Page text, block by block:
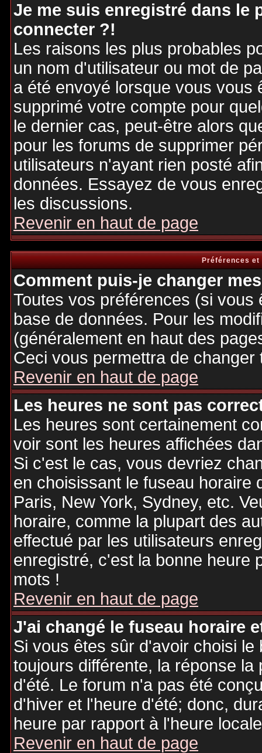
Je me suis enregistré dans le
connecter ?!
Les raisons les plus probables
un nom d'utilisateur ou mot de
a été envoyé lorsque vous vous
supprimé votre compte pour
le dernier cas, peut-être alors
pour les forums de supprimer
utilisateurs n'ayant rien posté
données. Essayez de vous
les discussions.
Revenir en haut de page
Préférences
Comment puis-je changer
Toutes vos préférences (si
base de données. Pour les
(généralement en haut des
Ceci vous permettra de
Revenir en haut de page
Les heures ne sont pas
Les heures sont certainement
voir sont les heures affichées
Si c'est le cas, vous devriez
en choisissant le fuseau horaire
Paris, New York, Sydney, etc.
horaire, comme la plupart des
effectué par les utilisateurs
enregistré, c'est la bonne heure
mots !
Revenir en haut de page
J'ai changé le fuseau horaire
Si vous êtes sûr d'avoir choisi
toujours différente, la réponse
d'été. Le forum n'a pas été
d'hiver et l'heure d'été; donc,
heure par rapport à l'heure
Revenir en haut de page